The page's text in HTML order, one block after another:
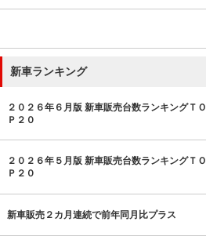
新車ランキング
２０２６年６月版 新車販売台数ランキングＴＯ
Ｐ２０
２０２６年５月版 新車販売台数ランキングＴＯ
Ｐ２０
新車販売２カ月連続で前年同月比プラス